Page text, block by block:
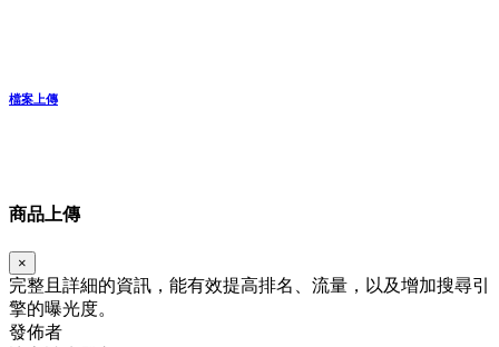
檔案上傳
商品上傳
×
完整且詳細的資訊，能有效提高排名、流量，以及增加搜尋引
擎的曝光度。
發佈者